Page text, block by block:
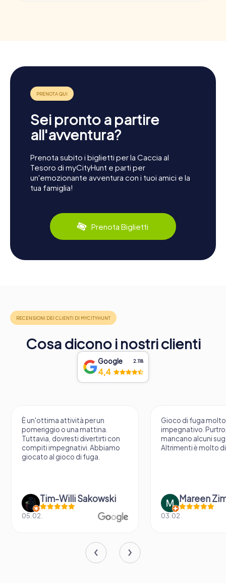
Sei pronto a partire
all'avventura?
Prenota subito i biglietti per la Caccia al
Tesoro di myCityHunt e parti per
un'emozionante avventura con i tuoi amici e la
tua famiglia!
Prenota Biglietti
Cosa dicono i nostri clienti
Google 2.118
4,4
È un'ottima attività per un
pomeriggio o una mattina.
Tuttavia, dovresti divertirti con
compiti impegnativi. Abbiamo
giocato al gioco di fuga.
Tim-Willi Sakowski
05.02.
Gioco di fuga molto
impegnativo.
mancano alcuni
Altrimenti è molto
Mareen
03.02.